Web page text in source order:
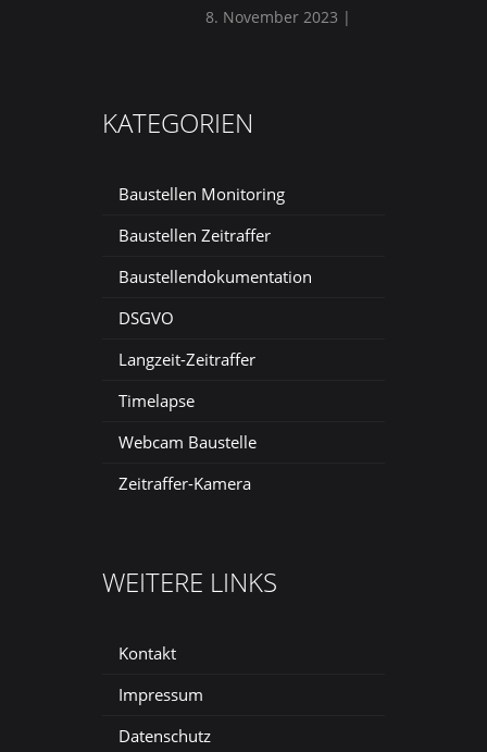
8. November 2023 |
KATEGORIEN
Baustellen Monitoring
Baustellen Zeitraffer
Baustellendokumentation
DSGVO
Langzeit-Zeitraffer
Timelapse
Webcam Baustelle
Zeitraffer-Kamera
WEITERE LINKS
Kontakt
Impressum
Datenschutz